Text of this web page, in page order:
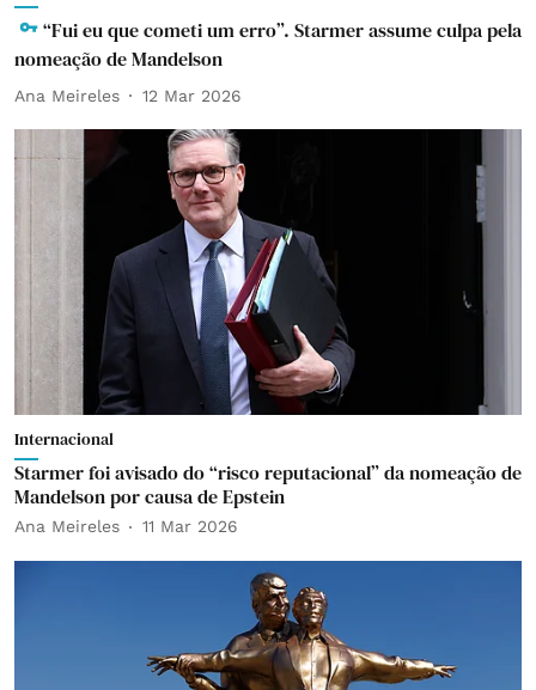
“Fui eu que cometi um erro”. Starmer assume culpa pela
nomeação de Mandelson
Ana Meireles 12 Mar 2026
Internacional
Starmer foi avisado do “risco reputacional” da nomeação de
Mandelson por causa de Epstein
Ana Meireles 11 Mar 2026